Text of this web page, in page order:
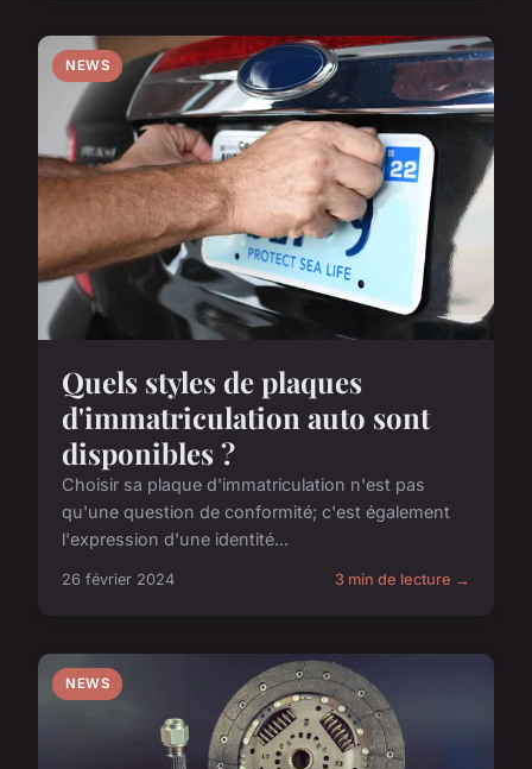
NEWS
Quels styles de plaques
d'immatriculation auto sont
disponibles ?
Choisir sa plaque d'immatriculation n'est pas
qu'une question de conformité; c'est également
l'expression d'une identité...
26 février 2024 3 min de lecture →
NEWS